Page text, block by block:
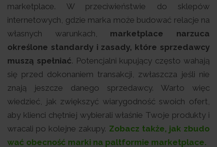
marketplace. W przeciwieństwie do sklepów
internetowych, gdzie marka może budować relacje na
własnych warunkach, marketplace narzuca
określone standardy i zasady, które sprzedawcy
muszą spełniać. Potencjalni kupujący często wahają
się przed dokonaniem transakcji, zwłaszcza jeśli nie
znają jeszcze danego sprzedawcy. Warto więc
wiedzieć, jak zwiększyć wiarygodność swoich ofert,
aby klienci chętniej wybierali właśnie Twoje produkty i
wracali po kolejne zakupy. Zobacz także, jak zbudo
wać obecność marki na paltformie marketplace.